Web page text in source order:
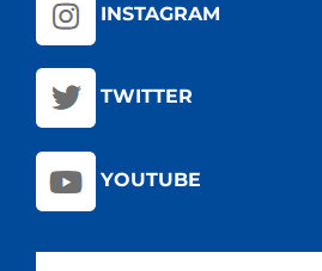
INSTAGRAM
TWITTER
YOUTUBE